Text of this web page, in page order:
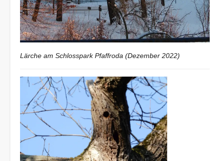
Lärche am Schlosspark Pfaffroda (Dezember 2022)